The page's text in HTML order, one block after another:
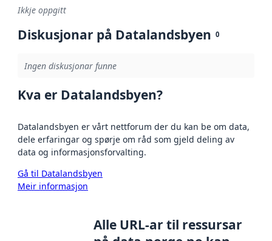
Ikkje oppgitt
Diskusjonar på Datalandsbyen 0
Ingen diskusjonar funne
Kva er Datalandsbyen?
Datalandsbyen er vårt nettforum der du kan be om data,
dele erfaringar og spørje om råd som gjeld deling av
data og informasjonsforvalting.
Gå til Datalandsbyen
Meir informasjon
Alle URL-ar til ressursar